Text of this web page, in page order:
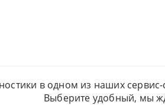
в одном из наших сервис-
Выберите удобный, мы